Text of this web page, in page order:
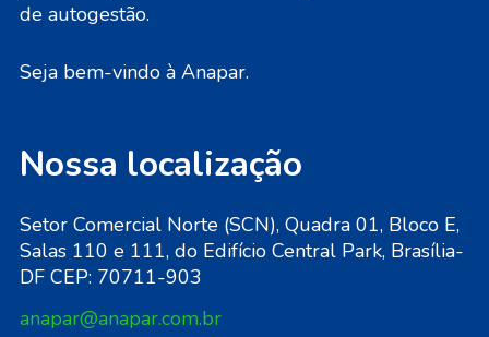
de autogestão.
Seja bem-vindo à Anapar.
Nossa localização
Setor Comercial Norte (SCN), Quadra 01, Bloco E,
Salas 110 e 111, do Edifício Central Park, Brasília-
DF CEP: 70711-903
anapar@anapar.com.br